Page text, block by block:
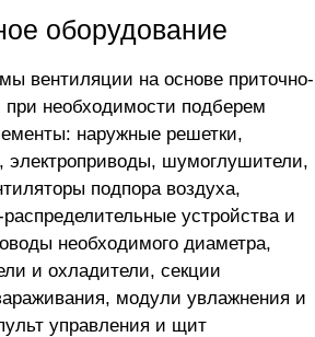
оборудование
вентиляции на основе приточно-
при необходимости подберем
наружные решетки,
электроприводы, шумоглушители,
подпора воздуха,
устройства и
необходимого диаметра,
и охладители, секции
модули увлажнения и
управления и щит